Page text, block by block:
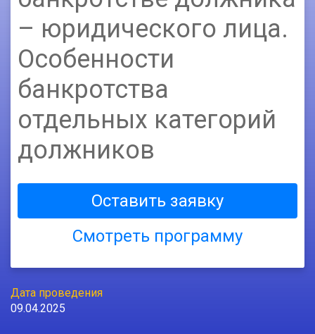
– юридического лица.
Особенности
банкротства
отдельных категорий
должников
Оставить заявку
Смотреть программу
Дата проведения
09.04.2025